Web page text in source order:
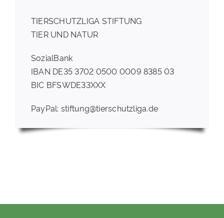
TIERSCHUTZLIGA STIFTUNG
TIER UND NATUR
SozialBank
IBAN DE35 3702 0500 0009 8385 03
BIC BFSWDE33XXX
PayPal: stiftung@tierschutzliga.de